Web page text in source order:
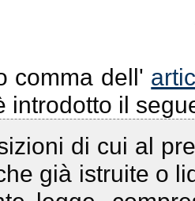
comma dell'
introdotto il
di cui al
già istruite o